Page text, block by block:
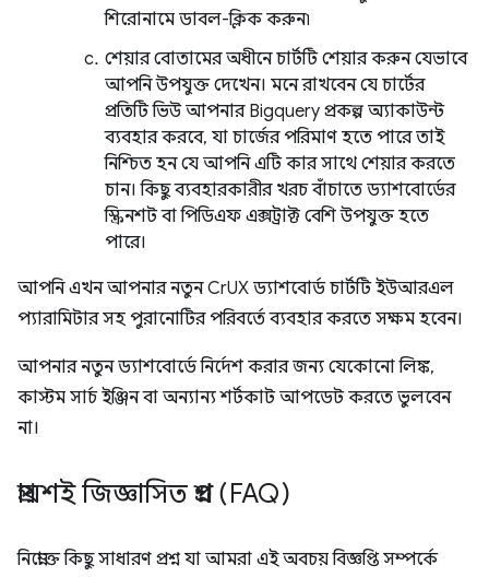
শিরোনামে ডাবল-ক্লিক করুন৷
শেয়ার বোতামের অধীনে চার্টটি শেয়ার করুন যেভাবে
আপনি উপযুক্ত দেখেন। মনে রাখবেন যে চার্টের
প্রতিটি ভিউ আপনার Bigquery প্রকল্প অ্যাকাউন্ট
ব্যবহার করবে, যা চার্জের পরিমাণ হতে পারে তাই
নিশ্চিত হন যে আপনি এটি কার সাথে শেয়ার করতে
চান। কিছু ব্যবহারকারীর খরচ বাঁচাতে ড্যাশবোর্ডের
স্ক্রিনশট বা পিডিএফ এক্সট্রাক্ট বেশি উপযুক্ত হতে
পারে।
আপনি এখন আপনার নতুন CrUX ড্যাশবোর্ড চার্টটি ইউআরএল
প্যারামিটার সহ পুরানোটির পরিবর্তে ব্যবহার করতে সক্ষম হবেন।
আপনার নতুন ড্যাশবোর্ডে নির্দেশ করার জন্য যেকোনো লিঙ্ক,
কাস্টম সার্চ ইঞ্জিন বা অন্যান্য শর্টকাট আপডেট করতে ভুলবেন
না।
প্রায়শই জিজ্ঞাসিত প্রশ্ন (FAQ)
নিম্নোক্ত কিছু সাধারণ প্রশ্ন যা আমরা এই অবচয় বিজ্ঞপ্তি সম্পর্কে